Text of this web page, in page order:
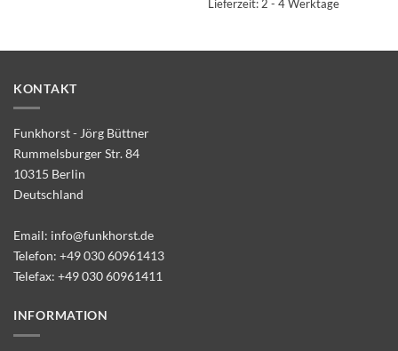
Lieferzeit: 2 - 4 Werktage
KONTAKT
Funkhorst - Jörg Büttner
Rummelsburger Str. 84
10315 Berlin
Deutschland
Email: info@funkhorst.de
Telefon: +49 030 60961413
Telefax: +49 030 60961411
INFORMATION